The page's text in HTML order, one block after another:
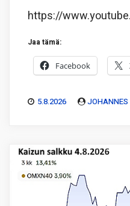
https://
Jaa tämä:
Facebook
5.8.2026 JOHANNES